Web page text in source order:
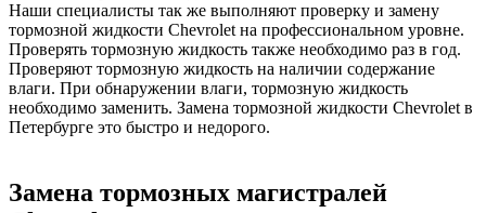
Наши специалисты так же выполняют проверку и замену
тормозной жидкости Chevrolet на профессиональном уровне.
Проверять тормозную жидкость также необходимо раз в год.
Проверяют тормозную жидкость на наличии содержание
влаги. При обнаружении влаги, тормозную жидкость
необходимо заменить. Замена тормозной жидкости Chevrolet в
Петербурге это быстро и недорого.
Замена тормозных магистралей